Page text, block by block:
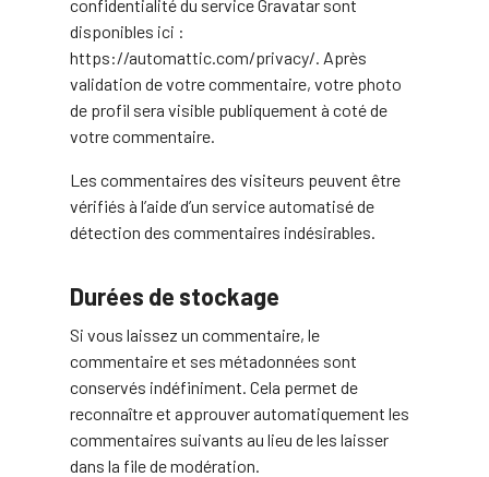
confidentialité du service Gravatar sont
disponibles ici :
https://automattic.com/privacy/. Après
validation de votre commentaire, votre photo
de profil sera visible publiquement à coté de
votre commentaire.
Les commentaires des visiteurs peuvent être
vérifiés à l’aide d’un service automatisé de
détection des commentaires indésirables.
Durées de stockage
Si vous laissez un commentaire, le
commentaire et ses métadonnées sont
conservés indéfiniment. Cela permet de
reconnaître et approuver automatiquement les
commentaires suivants au lieu de les laisser
dans la file de modération.